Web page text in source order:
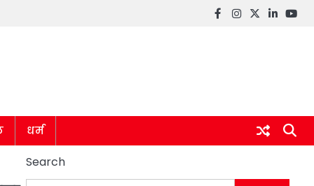
Facebook
instagram
twitter
linkedin
धर्म
Search